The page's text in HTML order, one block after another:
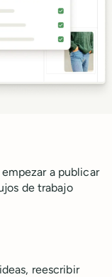
a publicar
de trabajo
reescribir